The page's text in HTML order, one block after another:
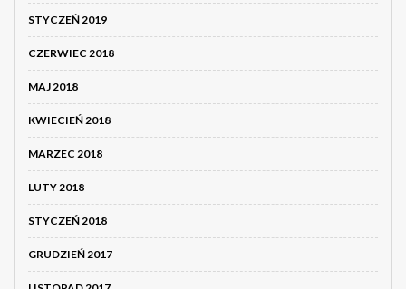
STYCZEŃ 2019
CZERWIEC 2018
MAJ 2018
KWIECIEŃ 2018
MARZEC 2018
LUTY 2018
STYCZEŃ 2018
GRUDZIEŃ 2017